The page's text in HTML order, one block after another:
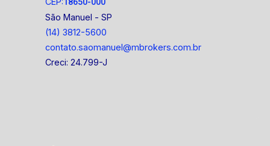
18650-000
São Manuel - SP
(14) 3812-5600
contato.saomanuel@mbrokers.com.br
Creci: 24.799-J